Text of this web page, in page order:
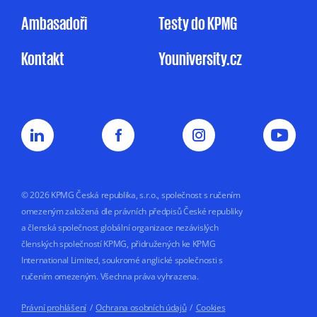
a mohu jej kdykoliv odvolat. Můj nesouhlas
Souhlas uděluji na dobu
5 let nebo do doby,
Ambasadoři
Kontakt
Testy do KPMG
Youniversity.cz
© 2026 KPMG Česká republika, s.r.o., společnost s ručením
omezeným založená dle právních předpisů České republiky
a členská společnost globální organizace nezávislých
členských společností KPMG, přidružených ke KPMG
International Limited, soukromé anglické společnosti s
ručením omezeným. Všechna práva vyhrazena.
Právní prohlášení / Ochrana osobních údajů / Cookies